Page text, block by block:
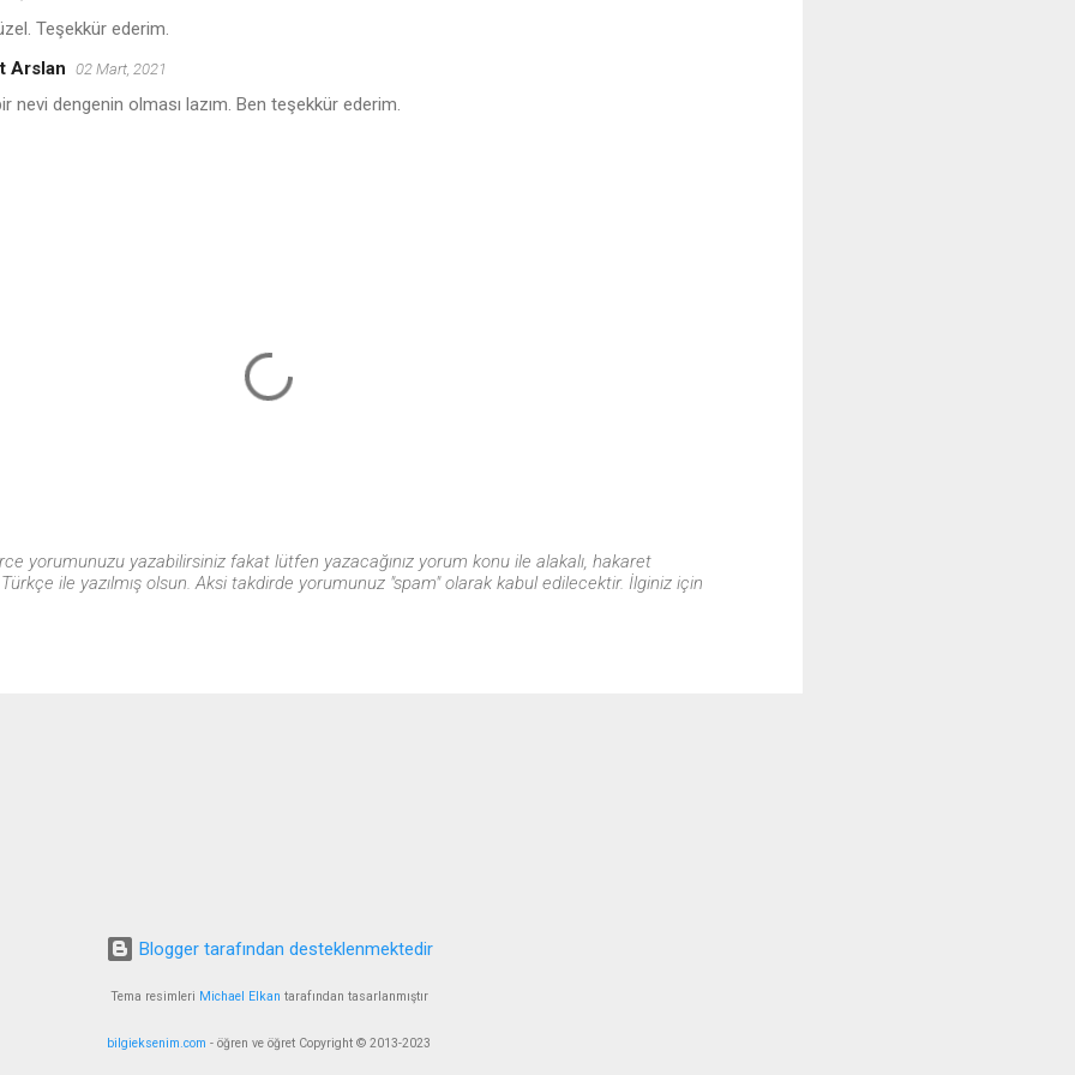
Teşekkür ederim.
Arslan 02 Mart, 2021
nevi dengenin olması lazım. Ben teşekkür ederim.
yorumunuzu yazabilirsiniz fakat lütfen yazacağınız yorum konu ile alakalı, hakaret
ile yazılmış olsun. Aksi takdirde yorumunuz "spam" olarak kabul edilecektir. İlginiz için
Blogger tarafından desteklenmektedir
Tema resimleri Michael Elkan tarafından tasarlanmıştır
bilgieksenim.com - öğren ve öğret Copyright © 2013-2023